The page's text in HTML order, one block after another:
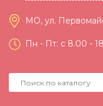
МО, ул.
Пн - Пт: c 8.00 -